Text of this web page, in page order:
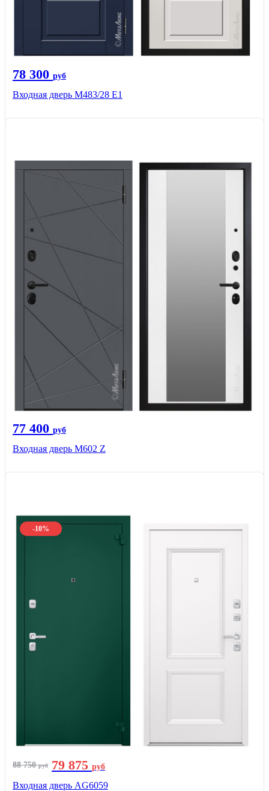
78 300 руб
Входная дверь М483/28 Е1
77 400 руб
Входная дверь М602 Z
-10%
88 750руб 79 875 руб
Входная дверь AG6059